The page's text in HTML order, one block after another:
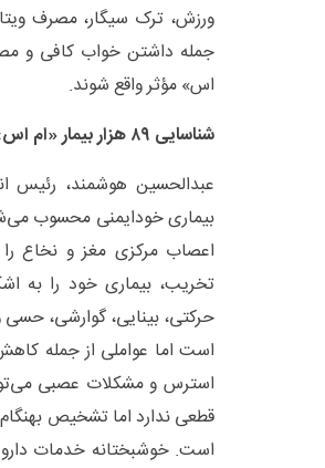
جمله داشتن خواب کافی و
اس» مؤثر واقع شوند.
شناسایی ۸۹ هزار بیمار «ام اس» در سراسر کشور
عبدالحسین هوشمند، رئیس
بیماری خودایمنی محسوب
اعصاب مرکزی مغز و نخاع
تخریب، بیماری خود را به
حرکتی، بینایی، گوارشی،
استرس و مشکلات عصبی
قطعی ندارد اما تشخیص بهنگام
است. خوشبختانه خدمات